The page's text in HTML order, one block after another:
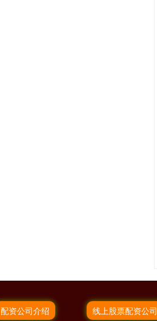
配资公司介绍 线上股票配资公司